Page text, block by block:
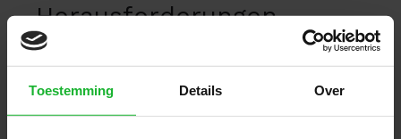
Toestemming Details Over
Herausforderungen
erkennen und lösen